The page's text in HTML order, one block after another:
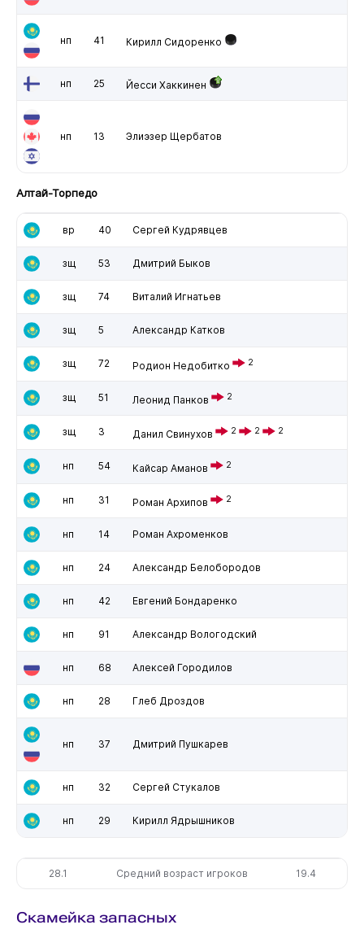
нп 41 Кирилл Сидоренко
нп 25 Йесси Хаккинен
нп 13 Элиэзер Щербатов
Алтай-Торпедо
вр 40 Сергей Кудрявцев
зщ 53 Дмитрий Быков
зщ 74 Виталий Игнатьев
зщ 5 Александр Катков
зщ 72 Родион Недобитко 2
зщ 51 Леонид Панков 2
зщ 3 Данил Свинухов 2 2 2
нп 54 Кайсар Аманов 2
нп 31 Роман Архипов 2
нп 14 Роман Ахроменков
нп 24 Александр Белобородов
нп 42 Евгений Бондаренко
нп 91 Александр Вологодский
нп 68 Алексей Городилов
нп 28 Глеб Дроздов
нп 37 Дмитрий Пушкарев
нп 32 Сергей Стукалов
нп 29 Кирилл Ядрышников
28.1 Средний возраст игроков 19.4
Скамейка запасных